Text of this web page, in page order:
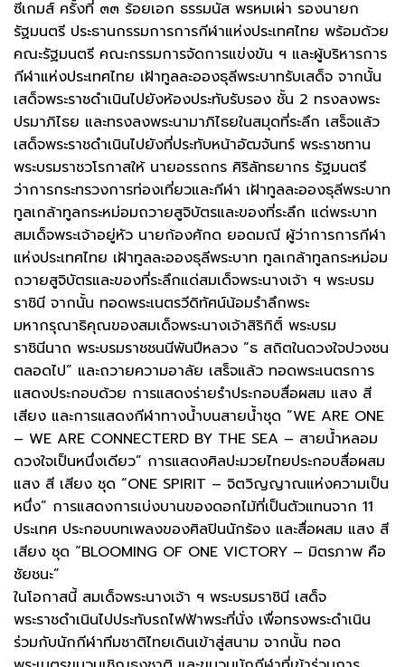
ซีเกมส์ ครั้งที่ ๓๓ ร้อยเอก ธรรมนัส พรหมเผ่า รองนายก
รัฐมนตรี ประธานกรรมการการกีฬาแห่งประเทศไทย พร้อมด้วย
คณะรัฐมนตรี คณะกรรมการจัดการแข่งขัน ฯ และผู้บริหารการ
กีฬาแห่งประเทศไทย เฝ้าทูลละอองธุลีพระบาทรับเสด็จ จากนั้น
เสด็จพระราชดำเนินไปยังห้องประทับรับรอง ชั้น 2 ทรงลงพระ
ปรมาภิไธย และทรงลงพระนามาภิไธยในสมุดที่ระลึก เสร็จแล้ว
เสด็จพระราชดำเนินไปยังที่ประทับหน้าอัฒจันทร์ พระราชทาน
พระบรมราชวโรกาสให้ นายอรรถกร ศิริลัทธยากร รัฐมนตรี
ว่าการกระทรวงการท่องเที่ยวและกีฬา เฝ้าทูลละอองธุลีพระบาท
ทูลเกล้าทูลกระหม่อมถวายสูจิบัตรและของที่ระลึก แด่พระบาท
สมเด็จพระเจ้าอยู่หัว นายก้องศักด ยอดมณี ผู้ว่าการการกีฬา
แห่งประเทศไทย เฝ้าทูลละอองธุลีพระบาท ทูลเกล้าทูลกระหม่อม
ถวายสูจิบัตรและของที่ระลึกแด่สมเด็จพระนางเจ้า ฯ พระบรม
ราชินี จากนั้น ทอดพระเนตรวีดิทัศน์น้อมรำลึกพระ
มหากรุณาธิคุณของสมเด็จพระนางเจ้าสิริกิติ์ พระบรม
ราชินีนาถ พระบรมราชชนนีพันปีหลวง “ธ สถิตในดวงใจปวงชน
ตลอดไป” และถวายความอาลัย เสร็จแล้ว ทอดพระเนตรการ
แสดงประกอบด้วย การแสดงร่ายรำประกอบสื่อผสม แสง สี
เสียง และการแสดงกีฬาทางน้ำบนสายน้ำชุด “WE ARE ONE
– WE ARE CONNECTERD BY THE SEA – สายน้ำหลอม
ดวงใจเป็นหนึ่งเดียว” การแสดงศิลปะมวยไทยประกอบสื่อผสม
แสง สี เสียง ชุด “ONE SPIRIT – จิตวิญญาณแห่งความเป็น
หนึ่ง” การแสดงการเบ่งบานของดอกไม้ที่เป็นตัวแทนจาก 11
ประเทศ ประกอบบทเพลงของศิลปินนักร้อง และสื่อผสม แสง สี
เสียง ชุด “BLOOMING OF ONE VICTORY – มิตรภาพ คือ
ชัยชนะ”
ในโอกาสนี้ สมเด็จพระนางเจ้า ฯ พระบรมราชินี เสด็จ
พระราชดำเนินไปประทับรถไฟฟ้าพระที่นั่ง เพื่อทรงพระดำเนิน
ร่วมกับนักกีฬาทีมชาติไทยเดินเข้าสู่สนาม จากนั้น ทอด